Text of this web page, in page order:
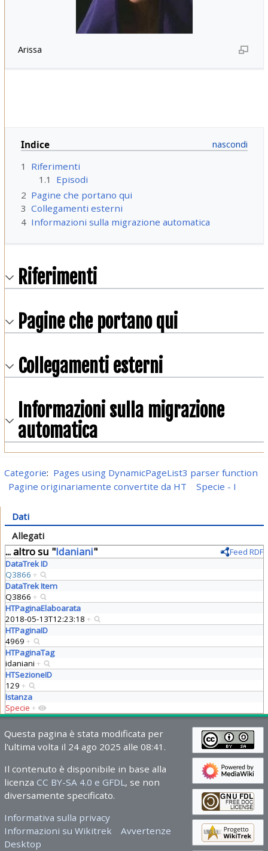
Arissa
Indice
1
Riferimenti
1.1
Episodi
2 Pagine che portano qui
3 Collegamenti esterni
4 Informazioni sulla migrazione automatica
Riferimenti
Pagine che portano qui
Collegamenti esterni
Informazioni sulla migrazione
automatica
Categorie: Pages using DynamicPageList3 parser function
Pagine originariamente convertite da HT
Specie - I
Dati
Allegati
... altro su "Idaniani"
Feed RDF
DataTrek ID
Q3866 +
DataTrek Item
Q3866 +
HTPaginaElaboarata
2018-05-13T12:23:18 +
HTPaginaID
4969 +
HTPaginaTag
idaniani +
HTSezioneID
129 +
Istanza
Specie +
Questa pagina è stata modificata per
l'ultima volta il 24 ago 2025 alle 08:41.
Il contenuto è disponibile in base alla
licenza CC BY-SA 4.0 e GFDL , se non
diversamente specificato.
Informativa sulla privacy
Informazioni su Wikitrek
Avvertenze
Desktop